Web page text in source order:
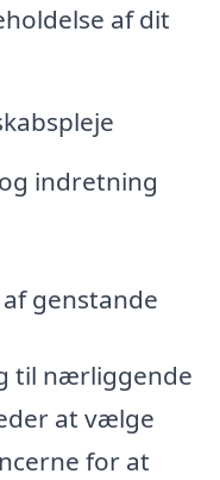
af dit
indretning
genstande
til nærliggende
at vælge
for at